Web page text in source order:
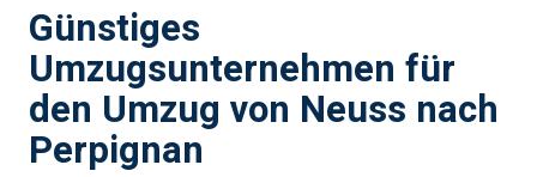
Günstiges
Umzugsunternehmen für
den Umzug von Neuss nach
Perpignan